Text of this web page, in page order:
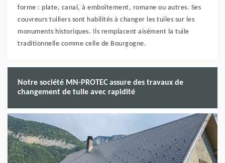
forme : plate, canal, à emboîtement, romane ou autres. Ses
couvreurs tuiliers sont habilités à changer les tuiles sur les
monuments historiques. Ils remplacent aisément la tuile
traditionnelle comme celle de Bourgogne.
Notre société MN-PROTEC assure des travaux de
changement de tuile avec rapidité